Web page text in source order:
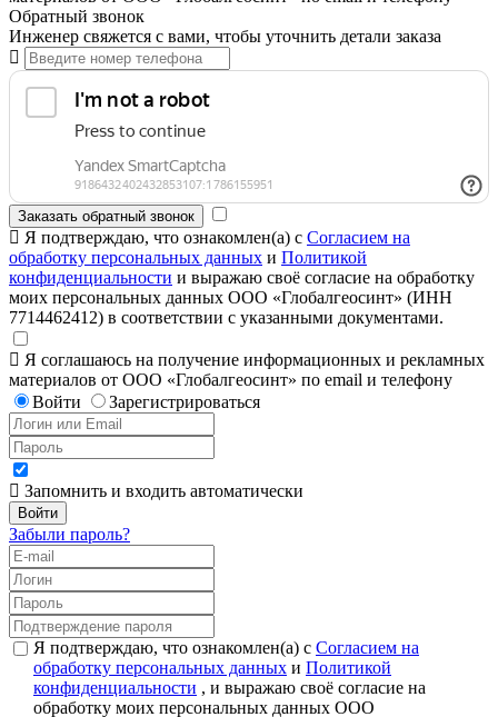
Обратный звонок
Инженер свяжется с вами, чтобы уточнить детали заказа
Заказать обратный звонок
Я подтверждаю, что ознакомлен(а) с Согласием на
обработку персональных данных и Политикой
конфиденциальности и выражаю своё согласие на обработку
моих персональных данных ООО «Глобалгеосинт» (ИНН
7714462412) в соответствии с указанными документами.
Я соглашаюсь на получение информационных и рекламных
материалов от ООО «Глобалгеосинт» по email и телефону
Войти
Зарегистрироваться
Запомнить и входить автоматически
Забыли пароль?
Я подтверждаю, что ознакомлен(а) с Согласием на
обработку персональных данных и Политикой
конфиденциальности , и выражаю своё согласие на
обработку моих персональных данных ООО